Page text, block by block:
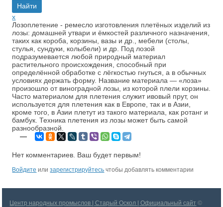
x
Лозоплетение - ремесло изготовления плетёных изделий из
лозы: домашней утвари и ёмкостей различного назначения,
таких как короба, корзины, вазы и др., мебели (столы,
стулья, сундуки, колыбели) и др. Под лозой
подразумевается любой природный материал
растительного происхождения, способный при
определённой обработке с лёгкостью гнуться, а в обычных
условиях держать форму. Название материала — «лоза»
произошло от виноградной лозы, из которой плели корзины.
Часто материалом для плетения служит ивовый прут, он
используется для плетения как в Европе, так и в Азии,
кроме того, в Азии плетут из такого материала, как ротанг и
бамбук. Техника плетения из лозы может быть самой
разнообразной.
—
Нет комментариев. Ваш будет первым!
Войдите илизарегистрируйтесь чтобы добавлять комментарии
Центр народных промыслов | Старый Оскол | Официальный сайт ©